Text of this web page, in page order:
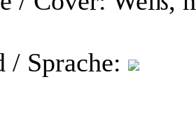
/ Sprache: